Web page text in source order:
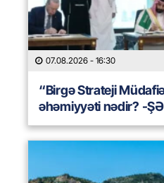
07.08.2026 - 16:30
“Birgə Strateji
əhəmiyyəti nədir? -